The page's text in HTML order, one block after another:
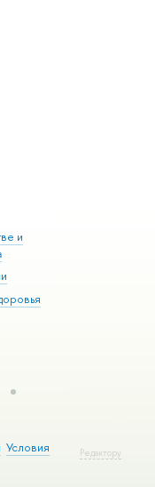
и
Редактору
Условия